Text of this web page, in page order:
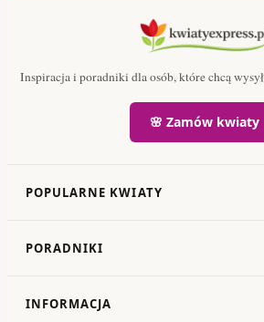
Inspiracja i poradniki dla osób, które chcą
🌸 Zamów kwiaty
POPULARNE KWIATY
PORADNIKI
INFORMACJA